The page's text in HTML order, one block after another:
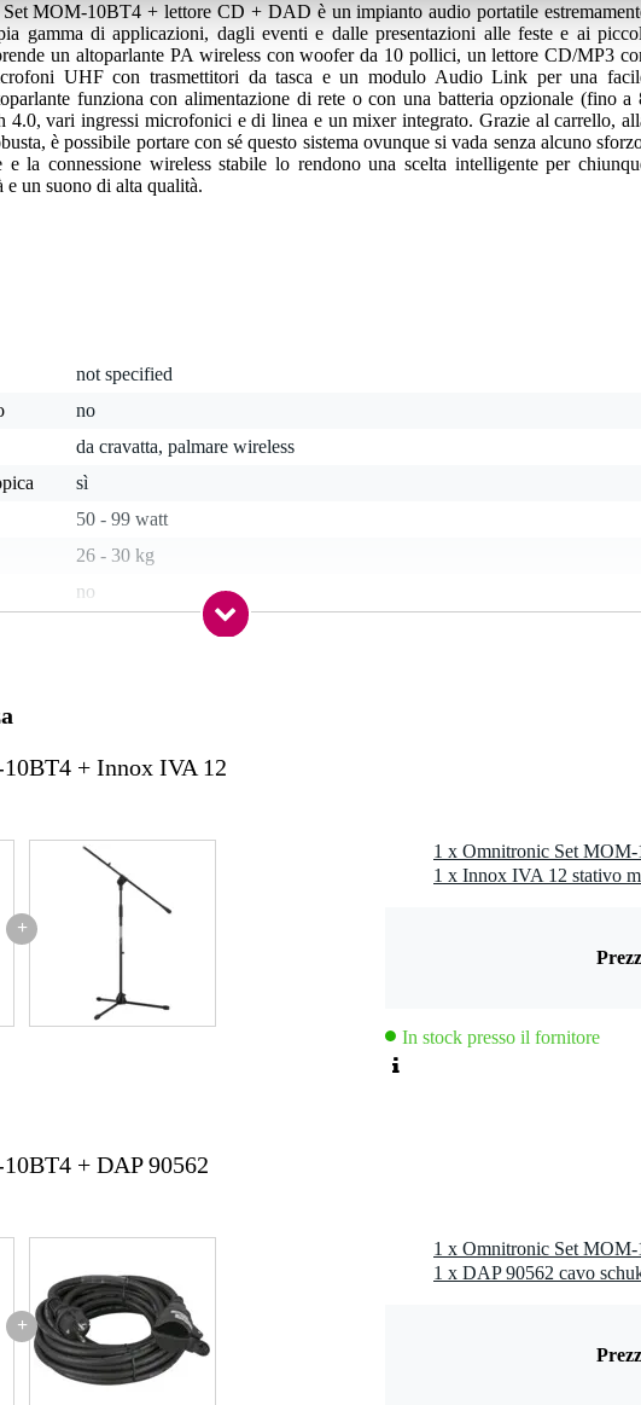
MOM-10BT4 + lettore CD + DAD è un impianto audio portatile
gamma di applicazioni, dagli eventi e dalle presentazioni alle feste e ai
un altoparlante PA wireless con woofer da 10 pollici, un lettore CD/MP3
UHF con trasmettitori da tasca e un modulo Audio Link per una
funziona con alimentazione di rete o con una batteria opzionale (fino a
4.0, vari ingressi microfonici e di linea e un mixer integrato. Grazie al carrello,
è possibile portare con sé questo sistema ovunque si vada senza alcuno
la connessione wireless stabile lo rendono una scelta intelligente per
un suono di alta qualità.
not specified
no
da cravatta, palmare wireless
sì
50 - 99 watt
26 - 30 kg
no
Bluetooth, USB, scheda SD, lettore CD, ingresso di linea
sì
(XLR)
balanced line out (XLR)
incluso
62,0 x 45,0 x 40,0 cm
50 – 18000 Hz
35 mm
+ Innox IVA 12
+
1 x Innox IVA 12 stativo
In stock presso il fornitore
+ DAP 90562
+